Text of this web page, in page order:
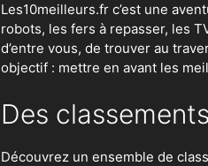
Les10meilleurs.fr c’est une
robots, les fers à repasser, les
d’entre vous, de trouver au
objectif : mettre en avant les
Des
Découvrez un ensemble de